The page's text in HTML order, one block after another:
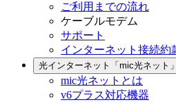
ご利用までの流れ
ケーブルモデム
サポート
インターネット接続約
光インターネット「mic光ネット」
mic光ネットとは
v6プラス対応機器